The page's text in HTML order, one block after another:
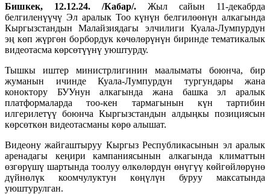
Бишкек, 12.12.24. /Кабар/. Жыл сайын 11-декабрда
белгиленүүчү Эл аралык Тоо күнүн белгилөөнүн алкагында
Кыргызстандын Малайзиядагы элчилиги Куала-Лумпурдун
эң көп жүргөн борбордук көчөлөрүнүн биринде тематикалык
видеотасма көрсөтүүнү уюштурду.
Тышкы иштер министрлигинин маалыматы боюнча, бир
жуманын ичинде Куала-Лумпурдун тургундары жана
коноктору БУУнун алкагында жана башка эл аралык
платформаларда тоо-кен тармагынын күн тартибин
илгерилетүү боюнча Кыргызстандын алдыңкы позициясын
көрсөткөн видеотасманы көрө алышат.
Видеону жайгаштыруу Кыргыз Республикасынын эл аралык
аренадагы кеңири кампаниясынын алкагында климаттын
өзгөрүшү шартында тоолуу өлкөлөрдүн өнүгүү көйгөйлөрүнө
дүйнөлүк коомчулуктун көңүлүн буруу максатында
уюштурулган.